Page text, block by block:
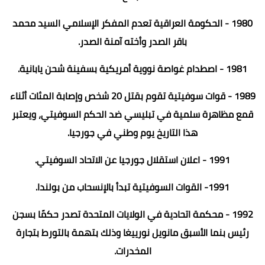
1980 - الحكومة العراقية تعدم المفكر الإسلامي السيد محمد
باقر الصدر وأخته آمنة الصدر.
1981 - اصطدام غواصة نووية أمريكية بسفينة شحن يابانية.
1989 - قوات سوفيتية تقوم بقتل 20 شخص وإصابة المئات أثناء
قمع مظاهرة سلمية في تبليسي ضد الحكم السوفيتي، ويعتبر
هذا التاريخ يوم وطني في جورجيا.
1991 - اعلان استقلال جورجيا عن الاتحاد السوفيتي.
1991- القوات السوفيتية تبدأ بالإنسحاب من بولندا.
1992 - محكمة اتحادية في الولايات المتحدة تصدر حكمًا بسجن
رئيس بنما الأسبق مانويل نورييغا وذلك بتهمة بالتورط بتجارة
المخدرات.